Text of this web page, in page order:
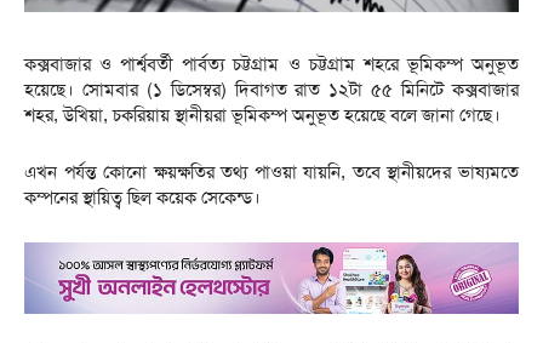
কক্সবাজার ও পার্শ্ববর্তী পার্বত্য চট্টগ্রাম ও চট্টগ্রাম শহরে ভূমিকম্প অনুভূত
হয়েছে। সোমবার (১ ডিসেম্বর) দিবাগত রাত ১২টা ৫৫ মিনিটে কক্সবাজার
শহর, উখিয়া, চকরিয়ায় স্থানীয়রা ভূমিকম্প অনুভূত হয়েছে বলে জানা গেছে।
এখন পর্যন্ত কোনো ক্ষয়ক্ষতির তথ্য পাওয়া যায়নি, তবে স্থানীয়দের ভাষ্যমতে
কম্পনের স্থায়িত্ব ছিল কয়েক সেকেন্ড।